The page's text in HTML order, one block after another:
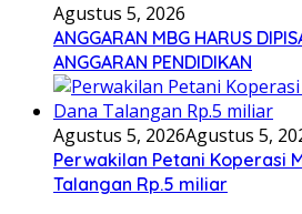
Agustus 5, 2026
ANGGARAN MBG HARUS
ANGGARAN PENDIDIKAN
Agustus 5, 2026Agustus 5,
Perwakilan Petani Koperasi
Talangan Rp.5 miliar